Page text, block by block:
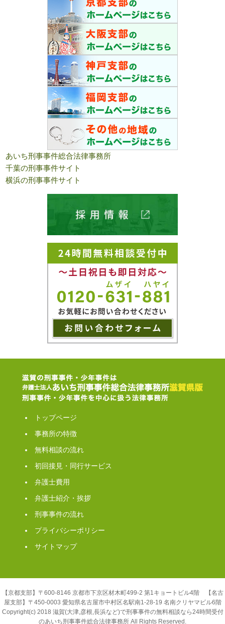
あいち刑事事件総合法律事務所
千葉の刑事事件サイト
横浜の刑事事件サイト
トップページ
事務所の特徴
無料相談の流れ
初回接見・同行サービス
弁護士費用
弁護士紹介・挨拶
刑事事件の流れ
プライバシーポリシー
サイトマップ
【京都支部】〒600-8146 京都市下京区材木町499-2 第1キョートビル4階 【名古
屋支部】〒450-0003 愛知県名古屋市中村区名駅南1-28-19 名南クリヤマビル6階
Copyright(c) 2018 滋賀(大津,彦根,長浜など)で刑事事件の無料相談なら24時間受付
のあいち刑事事件総合法律事務所 All Rights Reserved.